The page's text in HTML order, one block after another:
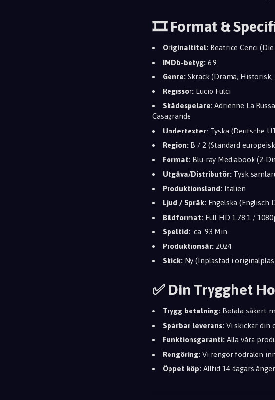
🎞️ Format &
Originaltitel: Beatrice Cenci
IMDb-betyg: 6.9
Genre: Skräck (Drama,
Regissör: Lucio Fulci
Skådespelare: Adrienne La
Casagrande
Undertexter: Tyska (Deutsche
Region: B / 2 (Standard
Format: Blu-ray Mediabook (2-
Utgåva/Distributör: Tysk
Produktionsland: Italien
Ljud / Språk: Engelska (Englisch
Bildformat: Full HD 1.78:1 /
Speltid: ca. 93 Min.
Produktionsår: 2024
Skick: Ny (Inplastad i
✅ Din Trygghet
Trygg betalning: Betala säkert
Spårbar leverans: Vi skickar din
Funktionsgaranti: Alla våra
Rengöring: Vi rengör fodralen
Öppet köp: Alltid 14 dagars